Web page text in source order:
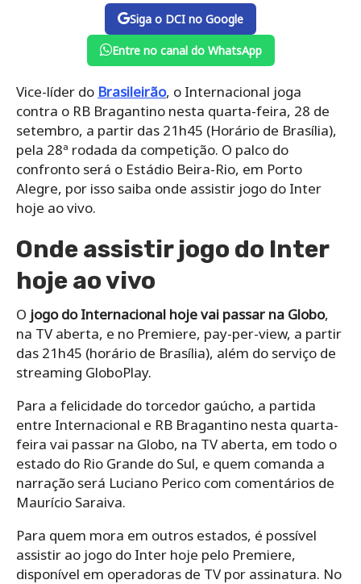
Siga o DCI no Google
Entre no canal do WhatsApp
Vice-líder do Brasileirão, o Internacional joga
contra o RB Bragantino nesta quarta-feira, 28 de
setembro, a partir das 21h45 (Horário de Brasília),
pela 28ª rodada da competição. O palco do
confronto será o Estádio Beira-Rio, em Porto
Alegre, por isso saiba onde assistir jogo do Inter
hoje ao vivo.
Onde assistir jogo do Inter
hoje ao vivo
O jogo do Internacional hoje vai passar na Globo,
na TV aberta, e no Premiere, pay-per-view, a partir
das 21h45 (horário de Brasília), além do serviço de
streaming GloboPlay.
Para a felicidade do torcedor gaúcho, a partida
entre Internacional e RB Bragantino nesta quarta-
feira vai passar na Globo, na TV aberta, em todo o
estado do Rio Grande do Sul, e quem comanda a
narração será Luciano Perico com comentários de
Maurício Saraiva.
Para quem mora em outros estados, é possível
assistir ao jogo do Inter hoje pelo Premiere,
disponível em operadoras de TV por assinatura. No